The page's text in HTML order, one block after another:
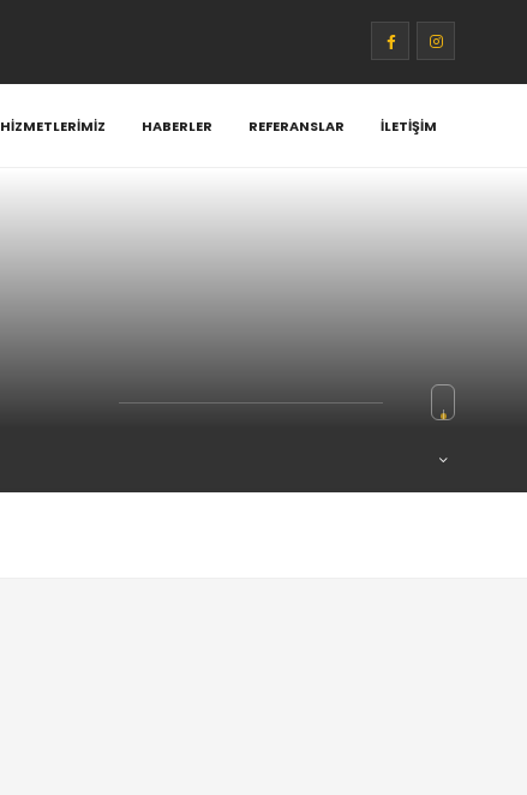
HIZMETLERIMIZ HABERLER REFERANSLAR İLETIŞIM